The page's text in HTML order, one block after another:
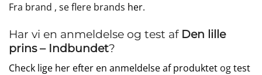
Fra brand , se flere brands her.
Har vi en anmeldelse og test af Den lille
prins – Indbundet?
Check lige her efter en anmeldelse af produktet ogtest